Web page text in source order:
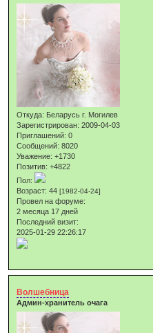
Откуда: Беларусь г. Могилев
Зарегистрирован: 2009-04-03
Приглашений: 0
Сообщений: 8020
Уважение: +1730
Позитив: +4822
Пол:
Возраст: 44[1982-04-24]
Провел на форуме:
2 месяца 17 дней
Последний визит:
2025-01-29 22:26:17
Волшебница
Админ-хранитель очага